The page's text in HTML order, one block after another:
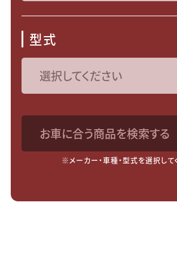
型式
お車に合う商品を検索する
※メーカー・車種・型式を選択して